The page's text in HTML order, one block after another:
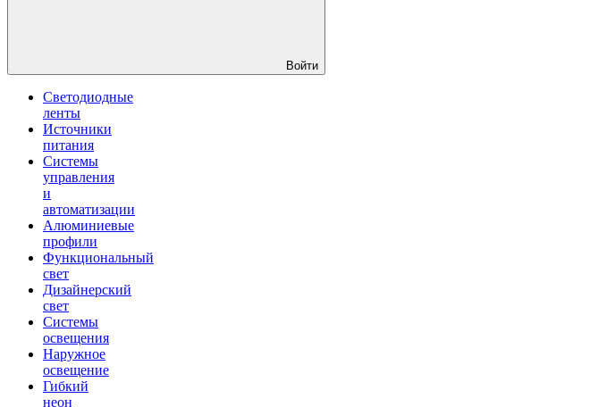
Войти
Светодиодные
ленты
Источники
питания
Системы
управления
и
автоматизации
Алюминиевые
профили
Функциональный
свет
Дизайнерский
свет
Системы
освещения
Наружное
освещение
Гибкий
неон